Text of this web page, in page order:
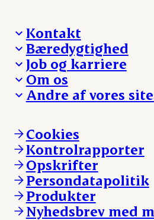
Kontakt
Besøg Danish Crown
Presse og nyheder
Reklamationer
Whistleblower
Øvrige henvendelser
Bæredygtighed
Fra jord til bord
Hverdagen
Ansvarlighed og nøgletal
Job og karriere
Arbejd med os
Ledige stillinger
Om os
Hvem er vi
Vores resultater
Vores lokationer
Kontakt
Andre af vores
Andelsejere - kreatur
Danishcrownprofessional.com
DAT-Schaub.com
ESS-FOOD.com
Fonden Dansk Gastronomi
KLS.se
nordicspoor.com
Scanhide.dk
Cookies
Kontrolrapporter
Opskrifter
Persondatapolitik
Produkter
Nyhedsbrev med